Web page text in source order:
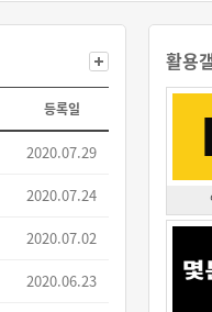
등록일
2020.07.29
2020.07.24
2020.07.02
2020.06.23
활용